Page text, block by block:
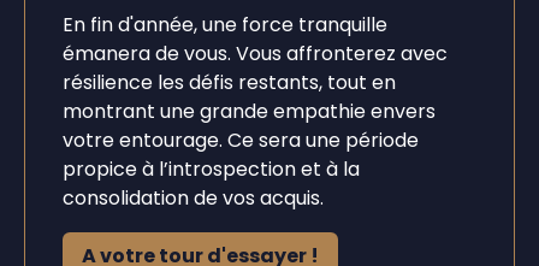
En fin d'année, une force tranquille
émanera de vous. Vous affronterez avec
résilience les défis restants, tout en
montrant une grande empathie envers
votre entourage. Ce sera une période
propice à l’introspection et à la
consolidation de vos acquis.
A votre tour d'essayer !